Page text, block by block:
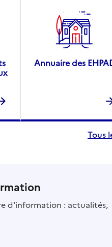
Annuaire des
Tous
d'information : actualités,